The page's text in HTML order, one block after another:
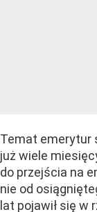
Temat emerytur
już wiele
do przejścia na
nie od
lat pojawił się